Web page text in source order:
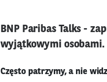
BNP Paribas Talks -
wyjątkowymi osobami.
Często patrzymy, a nie